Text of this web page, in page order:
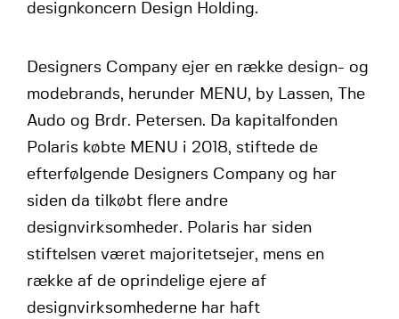
designkoncern Design Holding.
Designers Company ejer en række design- og
modebrands, herunder MENU, by Lassen, The
Audo og Brdr. Petersen. Da kapitalfonden
Polaris købte MENU i 2018, stiftede de
efterfølgende Designers Company og har
siden da tilkøbt flere andre
designvirksomheder. Polaris har siden
stiftelsen været majoritetsejer, mens en
række af de oprindelige ejere af
designvirksomhederne har haft